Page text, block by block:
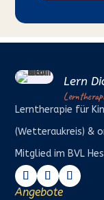
Lern
Lerntherapie für
(Wetteraukreis) &
Mitglied im BVL
Angebote